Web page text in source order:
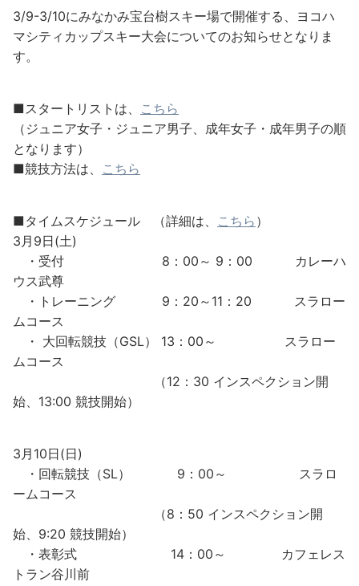
3/9-3/10にみなかみ宝台樹スキー場で開催する、ヨコハ
マシティカップスキー大会についてのお知らせとなりま
す。
■スタートリストは、 こちら
（ジュニア女子・ジュニア男子、成年女子・成年男子の順
となります）
■競技方法は、 こちら
■タイムスケジュール （詳細は、 こちら ）
3月9日(土)
・受付 8：00～ 9：00 カレーハ
ウス武尊
・トレーニング 9：20～11：20 スラロー
ムコース
・ 大回転競技（GSL） 13：00～ スラロー
ムコース
（12：30 インスペクション開
始、13:00 競技開始）
3月10日(日)
・回転競技（SL） 9：00～ スラロ
ームコース
（8：50 インスペクション開
始、9:20 競技開始）
・表彰式 14：00～ カフェレス
トラン谷川前